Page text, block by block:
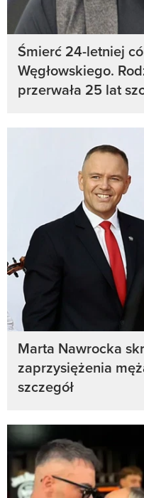
Śmierć 24-letniej
Węgłowskiego.
przerwała 25 lat
Marta Nawrocka
zaprzysiężenia
szczegół